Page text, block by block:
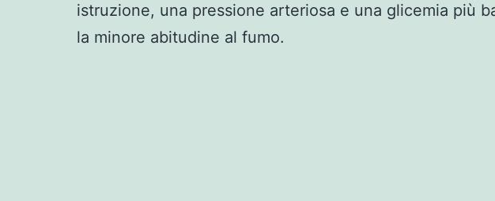
istruzione, una pressione arteriosa e una glicemia più
la minore abitudine al fumo.